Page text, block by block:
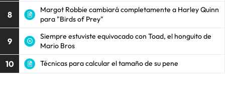
8
Margot Robbie cambiará completamente a Harley Quinn
para "Birds of Prey"
9
Siempre estuviste equivocado con Toad, el honguito de
Mario Bros
10 Técnicas para calcular el tamaño de su pene